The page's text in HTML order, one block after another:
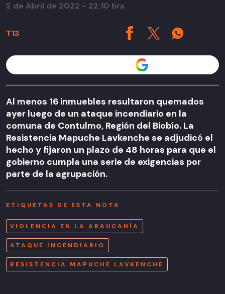
T13
2 de Abril de 2022 - 22:10 hrs.
Al menos 16 inmuebles resultaron quemados
ayer luego de un ataque incendiario en la
comuna de Contulmo, Región del Biobío. La
Resistencia Mapuche Lavkenche se adjudicó el
hecho y fijaron un plazo de 48 horas para que el
gobierno cumpla una serie de exigencias por
parte de la agrupación.
ETIQUETAS DE ESTA NOTA
VIOLENCIA EN LA ARAUCANÍA
ATAQUE INCENDIARIO
RESISTENCIA MAPUCHE LAVKENCHE